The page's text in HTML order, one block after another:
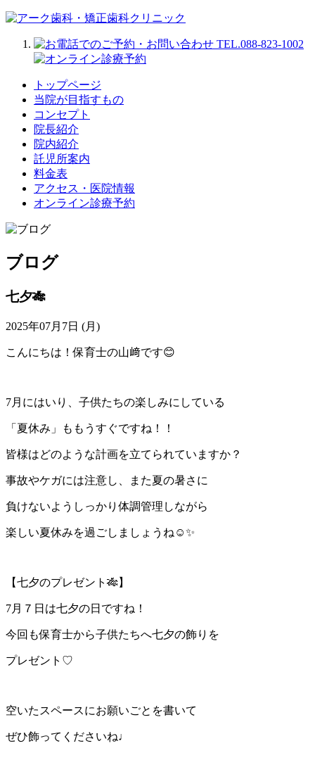
トップページ
当院が目指すもの
コンセプト
院長紹介
院内紹介
託児所案内
料金表
アクセス・医院情報
オンライン診療予約
ブログ
七夕🎋
2025年07月7日 (月)
こんにちは！保育士の山﨑です😊
7月にはいり、子供たちの楽しみにしている
「夏休み」ももうすぐですね！！
皆様はどのような計画を立てられていますか？
事故やケガには注意し、また夏の暑さに
負けないようしっかり体調管理しながら
楽しい夏休みを過ごしましょうね☺️✨
【七夕のプレゼント🎋】
7月７日は七夕の日ですね！
今回も保育士から子供たちへ七夕の飾りを
プレゼント♡
空いたスペースにお願いごとを書いて
ぜひ飾ってくださいね♩